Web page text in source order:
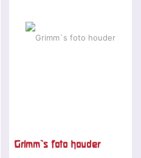
Grimm`s foto houder